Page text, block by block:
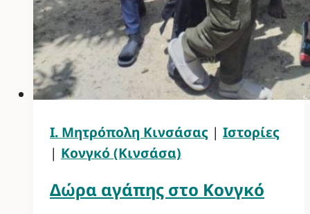
Ι. Μητρόπολη Κινσάσας | Ιστορίες
| Κονγκό (Κινσάσα)
Δώρα αγάπης στο Κονγκό